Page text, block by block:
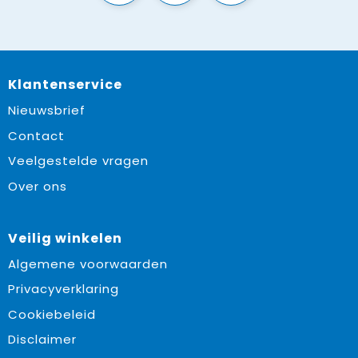
Klantenservice
Nieuwsbrief
Contact
Veelgestelde vragen
Over ons
Veilig winkelen
Algemene voorwaarden
Privacyverklaring
Cookiebeleid
Disclaimer